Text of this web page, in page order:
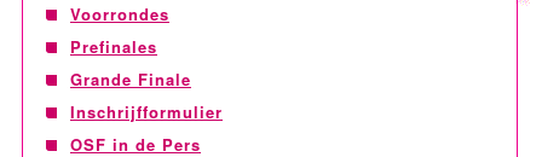
Voorrondes
Prefinales
Grande Finale
Inschrijfformulier
OSF in de Pers